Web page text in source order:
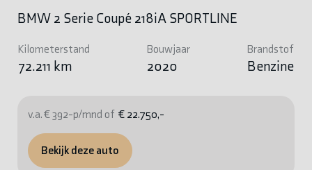
BMW 2 Serie Coupé 218iA SPORTLINE
Kilometerstand
72.211 km
Bouwjaar
2020
Brandstof
Benzine
v.a. € 392-p/mnd of € 22.750,-
Bekijk deze auto